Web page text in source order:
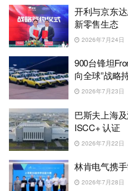
开利与京东
新零售生态
2026年7月24日
900台锋坦
向全球”战略
2026年7月23日
巴斯夫上海
ISCC+ 认证
2026年7月22日
林肯电气携
2026年7月28日